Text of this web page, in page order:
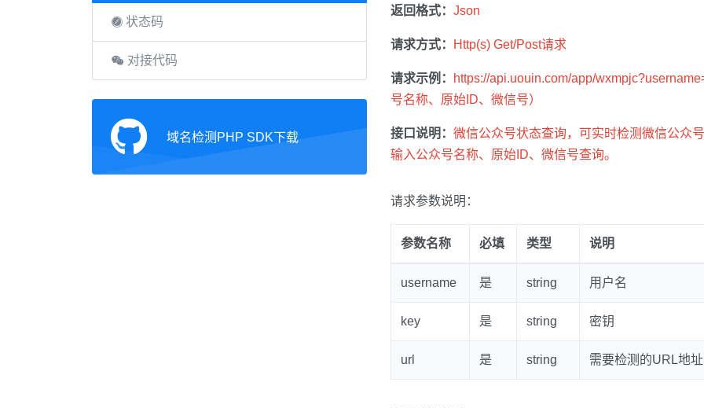
状态码
对接代码
域名检测PHP SDK下载
返回格式： Json
请求方式： Http(s) Get/Post请求
请求示例：
https://api.uouin.com/app/
号名称、原始ID、微信号）
接口说明： 微信公众号状态查询，可实时检测微信公众
输入公众号名称、原始ID、微信号查询。
请求参数说明：
参数名称 必填 类型 说明
username 是 string 用户名
key 是 string 密钥
url 是 string 需要检测的URL地址